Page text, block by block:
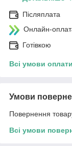
Післяплата
Онлайн-
Готівкою
Всі умови оплати
Умови
Повернення
Всі умови